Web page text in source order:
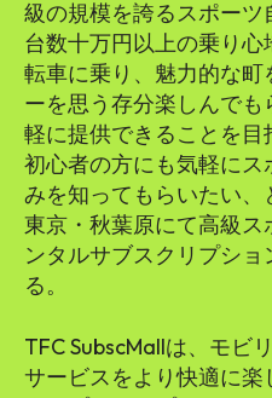
級の規模を誇るスポーツ
台数十万円以上の乗り
転車に乗り、魅力的な
ーを思う存分楽しんで
軽に提供できることを
初心者の方にも気軽に
みを知ってもらいたい
東京・秋葉原にて高級ス
ンタルサブスクリプシ
る。
TFC SubscMallは、モビ
サービスをより快適に